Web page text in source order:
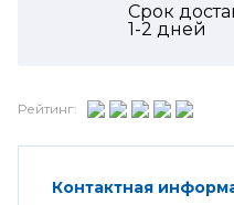
Срок
1-2 дней
Рейтинг:
Контактная